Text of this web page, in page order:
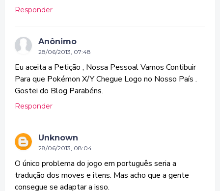
Responder
Anônimo
28/06/2013, 07:48
Eu aceita a Petição , Nossa Pessoal Vamos Contibuir
Para que Pokémon X/Y Chegue Logo no Nosso País .
Gostei do Blog Parabéns.
Responder
Unknown
28/06/2013, 08:04
O único problema do jogo em português seria a
tradução dos moves e itens. Mas acho que a gente
consegue se adaptar a isso.